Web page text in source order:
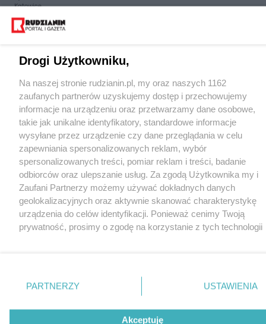
Katowice
Gliwice
Zabrze
Zagłębie
Drogi Użytkowniku,
Na naszej stronie rudzianin.pl, my oraz naszych 1162
zaufanych partnerów uzyskujemy dostęp i przechowujemy
informacje na urządzeniu oraz przetwarzamy dane osobowe,
takie jak unikalne identyfikatory, standardowe informacje
wysyłane przez urządzenie czy dane przeglądania w celu
zapewniania spersonalizowanych reklam, wybór
spersonalizowanych treści, pomiar reklam i treści, badanie
odbiorców oraz ulepszanie usług. Za zgodą Użytkownika my i
Zaufani Partnerzy możemy używać dokładnych danych
geolokalizacyjnych oraz aktywnie skanować charakterystykę
urządzenia do celów identyfikacji. Ponieważ cenimy Twoją
prywatność, prosimy o zgodę na korzystanie z tych technologii
Niektóre rodzaje przetwarzania danych nie wymagają zgody
użytkownika, ale masz prawo sprzeciwić się takiemu
przetwarzaniu. Preferencje będą miały zastosowania tylko na
PARTNERZY USTAWIENIA
Akceptuję